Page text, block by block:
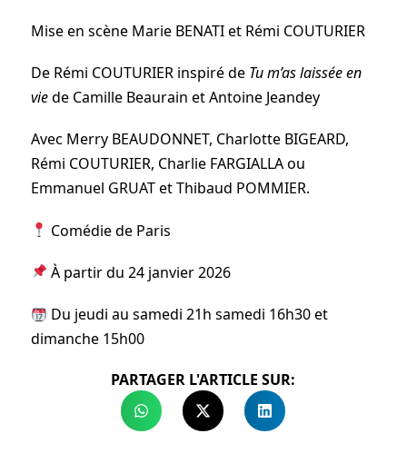
Mise en scène Marie BENATI et Rémi COUTURIER
De Rémi COUTURIER inspiré de Tu m’as laissée en
viede Camille Beaurain et Antoine Jeandey
Avec Merry BEAUDONNET, Charlotte BIGEARD,
Rémi COUTURIER, Charlie FARGIALLA ou
Emmanuel GRUAT et Thibaud POMMIER.
Comédie de Paris
À partir du 24 janvier 2026
Du jeudi au samedi 21h samedi 16h30 et
dimanche 15h00
PARTAGER L'ARTICLE SUR: